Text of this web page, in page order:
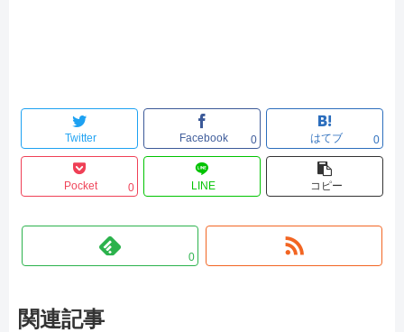
Twitter Facebook 0 はてブ 0
Pocket 0 LINE コピー
0
関連記事